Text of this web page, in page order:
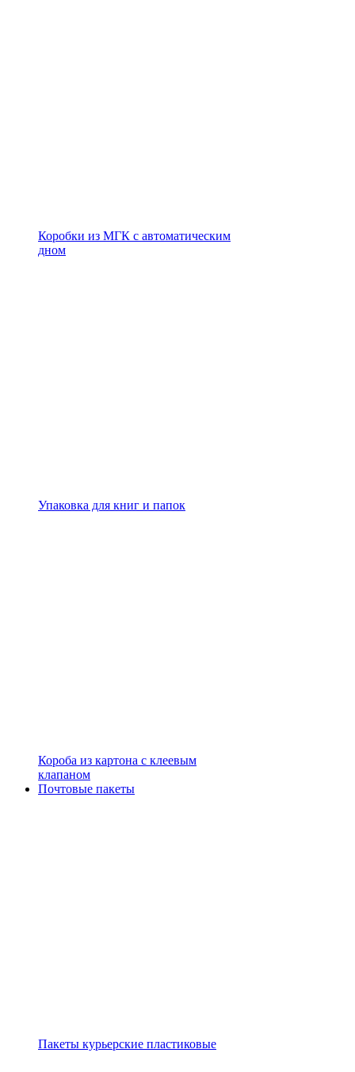
Коробки из МГК с автоматическим
дном
Упаковка для книг и папок
Короба из картона с клеевым
клапаном
Почтовые пакеты
Пакеты курьерские пластиковые